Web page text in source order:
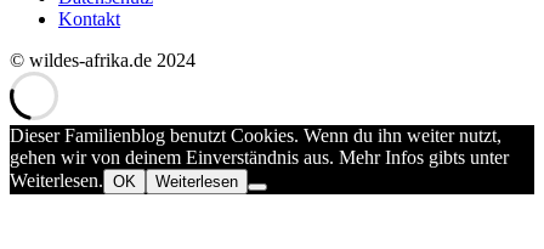
Kontakt
© wildes-afrika.de 2024
Dieser Familienblog benutzt Cookies. Wenn du ihn weiter nutzt,
gehen wir von deinem Einverständnis aus. Mehr Infos gibts unter
Weiterlesen. OK Weiterlesen